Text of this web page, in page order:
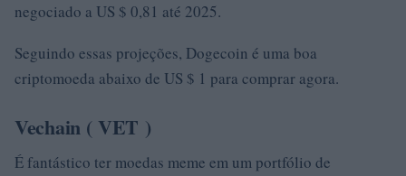
negociado a US $ 0,81 até 2025.
Seguindo essas projeções, Dogecoin é uma boa
criptomoeda abaixo de US $ 1 para comprar agora.
Vechain (VET )
É fantástico ter moedas meme em um portfólio de